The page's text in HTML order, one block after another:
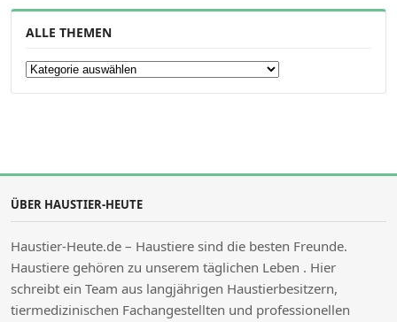
ALLE THEMEN
Alle Themen
ÜBER HAUSTIER-HEUTE
Haustier-Heute.de – Haustiere sind die besten Freunde.
Haustiere gehören zu unserem täglichen Leben . Hier
schreibt ein Team aus langjährigen Haustierbesitzern,
tiermedizinischen Fachangestellten und professionellen